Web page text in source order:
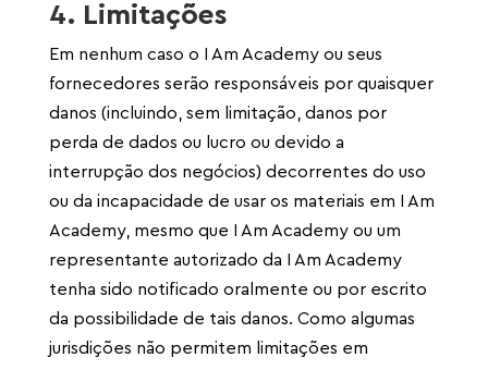
4. Limitações
Em nenhum caso o I Am Academy ou seus
fornecedores serão responsáveis ​​por quaisquer
danos (incluindo, sem limitação, danos por
perda de dados ou lucro ou devido a
interrupção dos negócios) decorrentes do uso
ou da incapacidade de usar os materiais em I Am
Academy, mesmo que I Am Academy ou um
representante autorizado da I Am Academy
tenha sido notificado oralmente ou por escrito
da possibilidade de tais danos. Como algumas
jurisdições não permitem limitações em